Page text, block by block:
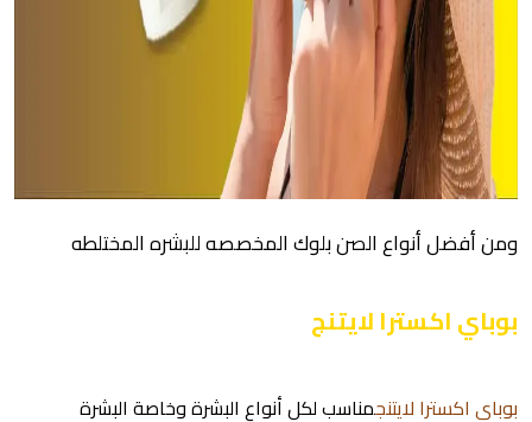
ومن أفضل أنواع الصن بلوك المخصصه للبشره المختلطه
بوباي اكسترا لايتنج
بوباي اكسترا لايتنجمناسب لكل أنواع البشرة وخاصة البشرة